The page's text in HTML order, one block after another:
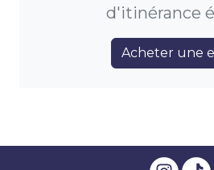
d'itinérance
Acheter une